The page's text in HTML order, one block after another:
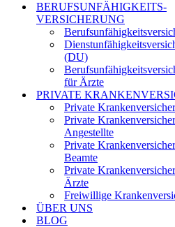
BERUFSUNFÄHIGKEITS­
VERSICHERUNG
(DU)
für Ärzte
PRIVATE
Private
Private
Angestellte
Private
Beamte
Private
Ärzte
Freiwillige
ÜBER UNS
BLOG